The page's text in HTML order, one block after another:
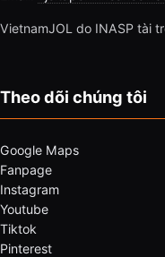
VietnamJOL do INASP tài
Theo dõi chúng tôi
Google Maps
Fanpage
Instagram
Youtube
Tiktok
Pinterest